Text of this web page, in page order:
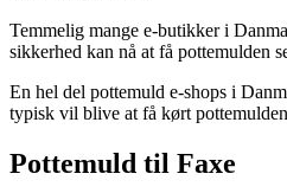
Temmelig mange e-butikker i
sikkerhed kan nå at få pottemulden
En hel del pottemuld e-shops i
typisk vil blive at få kørt
Pottemuld til Faxe